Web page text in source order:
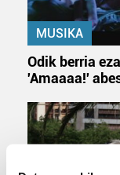
MUSIKA
Odik berria
'Amaaaa!'